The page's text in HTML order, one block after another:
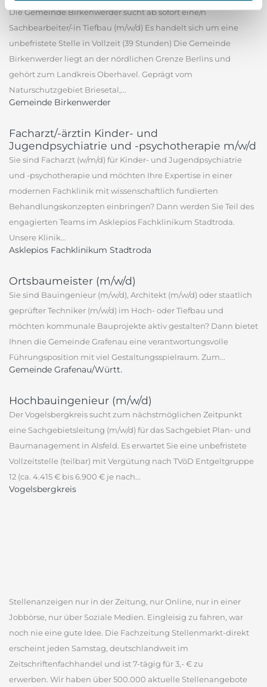
Die Gemeinde Birkenwerder sucht ab sofort eine/n
Sachbearbeiter/-in Tiefbau (m/w/d) Es handelt sich um eine
unbefristete Stelle in Vollzeit (39 Stunden) Die Gemeinde
Birkenwerder liegt an der nördlichen Grenze Berlins und
gehört zum Landkreis Oberhavel. Geprägt vom
Naturschutzgebiet Briesetal,...
Gemeinde Birkenwerder
Facharzt/-ärztin Kinder- und
Jugendpsychiatrie und -psychotherapie m/w/d
Sie sind Facharzt (w/m/d) für Kinder- und Jugendpsychiatrie
und -psychotherapie und möchten Ihre Expertise in einer
modernen Fachklinik mit wissenschaftlich fundierten
Behandlungskonzepten einbringen? Dann werden Sie Teil des
engagierten Teams im Asklepios Fachklinikum Stadtroda.
Unsere Klinik...
Asklepios Fachklinikum Stadtroda
Ortsbaumeister (m/w/d)
Sie sind Bauingenieur (m/w/d), Architekt (m/w/d) oder staatlich
geprüfter Techniker (m/w/d) im Hoch- oder Tiefbau und
möchten kommunale Bauprojekte aktiv gestalten? Dann bietet
Ihnen die Gemeinde Grafenau eine verantwortungsvolle
Führungsposition mit viel Gestaltungsspielraum. Zum...
Gemeinde Grafenau/Württ.
Hochbauingenieur (m/w/d)
Der Vogelsbergkreis sucht zum nächstmöglichen Zeitpunkt
eine Sachgebietsleitung (m/w/d) für das Sachgebiet Plan- und
Baumanagement in Alsfeld. Es erwartet Sie eine unbefristete
Vollzeitstelle (teilbar) mit Vergütung nach TVöD Entgeltgruppe
12 (ca. 4.415 € bis 6.900 € je nach...
Vogelsbergkreis
Stellenanzeigen nur in der Zeitung, nur Online, nur in einer
Jobbörse, nur über Soziale Medien. Eingleisig zu fahren, war
noch nie eine gute Idee. Die Fachzeitung Stellenmarkt-direkt
erscheint jeden Samstag, deutschlandweit im
Zeitschriftenfachhandel und ist 7-tägig für 3,- € zu
erwerben. Wir haben über 500.000 aktuelle Stellenangebote